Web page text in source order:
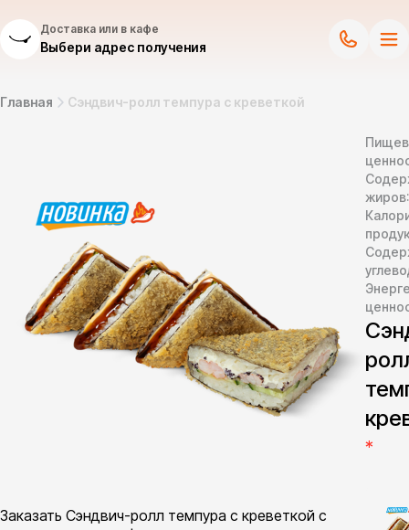
Доставка или в кафе
Выбери адрес получения
Главная Сэндвич-ролл темпура с креветкой
Заказать Сэндвич-ролл темпура с креветкой с
*